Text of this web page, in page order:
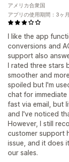
I like the app
conversions and
support also
I rated three stars
smoother and
spoiled but I'm
chat for immediate
fast via email, but
and I've noticed
However, I still
customer support
issue, and it does
our sales.
アメリカ合衆国
アプリの使用期間：3ヶ月